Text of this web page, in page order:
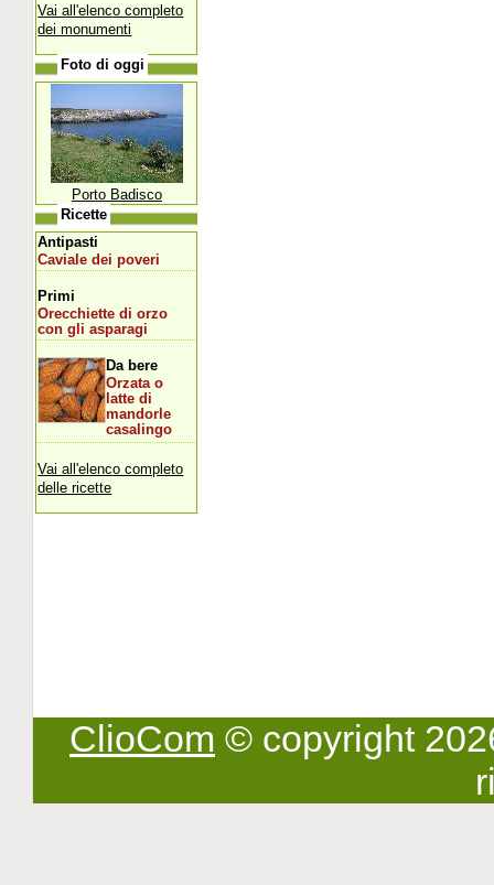
Vai all'elenco completo
dei monumenti
Foto di oggi
Porto Badisco
Ricette
Antipasti
Caviale dei poveri
Primi
Orecchiette di orzo
con gli asparagi
Da bere
Orzata o
latte di
mandorle
casalingo
Vai all'elenco completo
delle ricette
ClioCom © copyright